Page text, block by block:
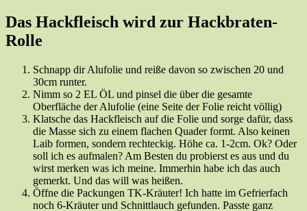
Das Hackfleisch wird zur Hackbraten-
Rolle
Schnapp dir Alufolie und reiße davon so zwischen 20 und
30cm runter.
Nimm so 2 EL ÖL und pinsel die über die gesamte
Oberfläche der Alufolie (eine Seite der Folie reicht völlig)
Klatsche das Hackfleisch auf die Folie und sorge dafür, dass
die Masse sich zu einem flachen Quader formt. Also keinen
Laib formen, sondern rechteckig. Höhe ca. 1-2cm. Ok? Oder
soll ich es aufmalen? Am Besten du probierst es aus und du
wirst merken was ich meine. Immerhin habe ich das auch
gemerkt. Und das will was heißen.
Öffne die Packungen TK-Kräuter! Ich hatte im Gefrierfach
noch 6-Kräuter und Schnittlauch gefunden. Passte ganz